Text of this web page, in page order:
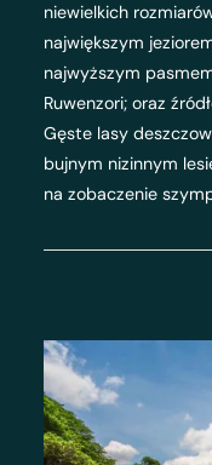
niewielkich
największym
najwyższym
Ruwenzori; oraz
Gęste lasy
bujnym nizinnym
na zobaczenie